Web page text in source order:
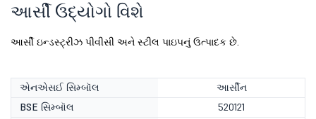
આર્સી ઉદ્યોગો વિશે
આર્સી ઇન્ડસ્ટ્રીઝ પીવીસી અને સ્ટીલ પાઇપનું ઉત્પાદક છે.
એનએસઈ સિમ્બૉલ
આર્સીન
BSE સિમ્બૉલ
520121